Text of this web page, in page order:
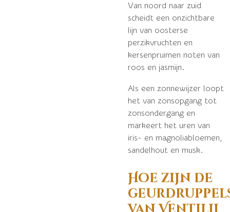
Van noord naar zuid
scheidt een onzichtbare
lijn van oosterse
perzikvruchten en
kersenpruimen noten van
roos en jasmijn.
Als een zonnewijzer loopt
het van zonsopgang tot
zonsondergang en
markeert het uren van
iris- en magnoliabloemen,
sandelhout en musk.
Hoe zijn de